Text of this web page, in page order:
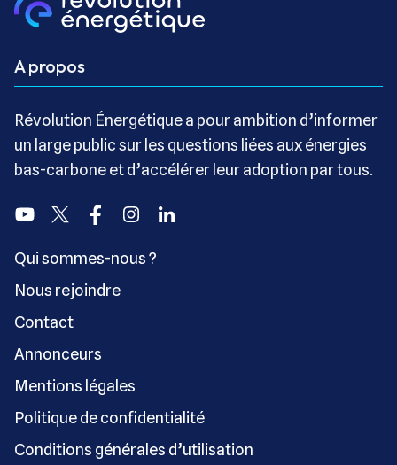
A propos
Révolution Énergétique a pour ambition d’informer
un large public sur les questions liées aux énergies
bas-carbone et d’accélérer leur adoption par tous.
YoutubeTwitter FacebookInstagramLinkedin
Qui sommes-nous ?
Nous rejoindre
Contact
Annonceurs
Mentions légales
Politique de confidentialité
Conditions générales d’utilisation